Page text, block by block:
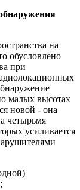
на
обусловлено
при
малых высотах
новой - она
четырьмя
усиливается